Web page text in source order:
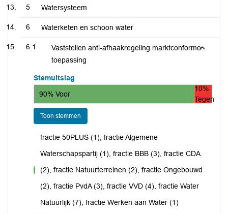
5 Watersysteem
6 Waterketen en schoon water
6.1
Vaststellen anti-afhaakregeling marktconforme
toepassing
Stemuitslag
90% Voor
10%
Tegen
Toon stemmen
fractie 50PLUS (1), fractie Algemene
Waterschapspartij (1), fractie BBB (3), fractie CDA
(2), fractie Natuurterreinen (2), fractie Ongebouwd
(2), fractie PvdA (3), fractie VVD (4), fractie Water
Natuurlijk (7), fractie Werken aan Water (1)